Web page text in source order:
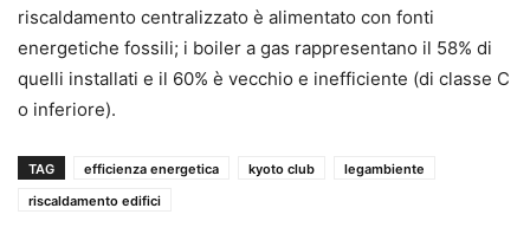
riscaldamento centralizzato è alimentato con fonti
energetiche fossili; i boiler a gas rappresentano il 58% di
quelli installati e il 60% è vecchio e inefficiente (di classe C
o inferiore).
TAG efficienza energetica kyoto club
legambiente
riscaldamento edifici